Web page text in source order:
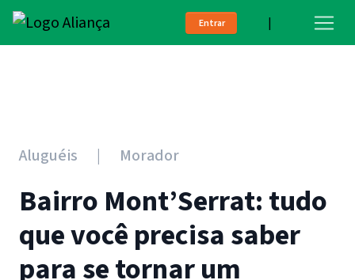
Entrar |
Aluguéis Morador
Bairro Mont’Serrat: tudo
que você precisa saber
para se tornar um